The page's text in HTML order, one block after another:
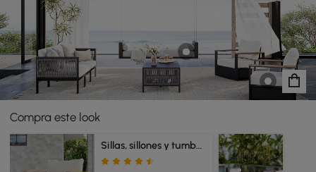
Compra este look
Sillas, sillones y tumbonas de jardín